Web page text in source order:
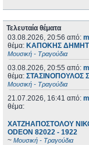
Τελευταία θέματα
03.08.2026, 20:56 από:
θέμα: ΚΑΠΟΚΗΣ
Μουσική - Τραγούδια
03.08.2026, 20:55 από:
θέμα: ΣΤΑΣΙΝΟΠΟΥΛΟΣ
Μουσική - Τραγούδια
21.07.2026, 16:41 από:
θέμα:
ΧΑΤΖΗΑΠΟΣΤΟΛΟΥ
ODEON 82022 - 1922
~ Μουσική - Τραγούδια